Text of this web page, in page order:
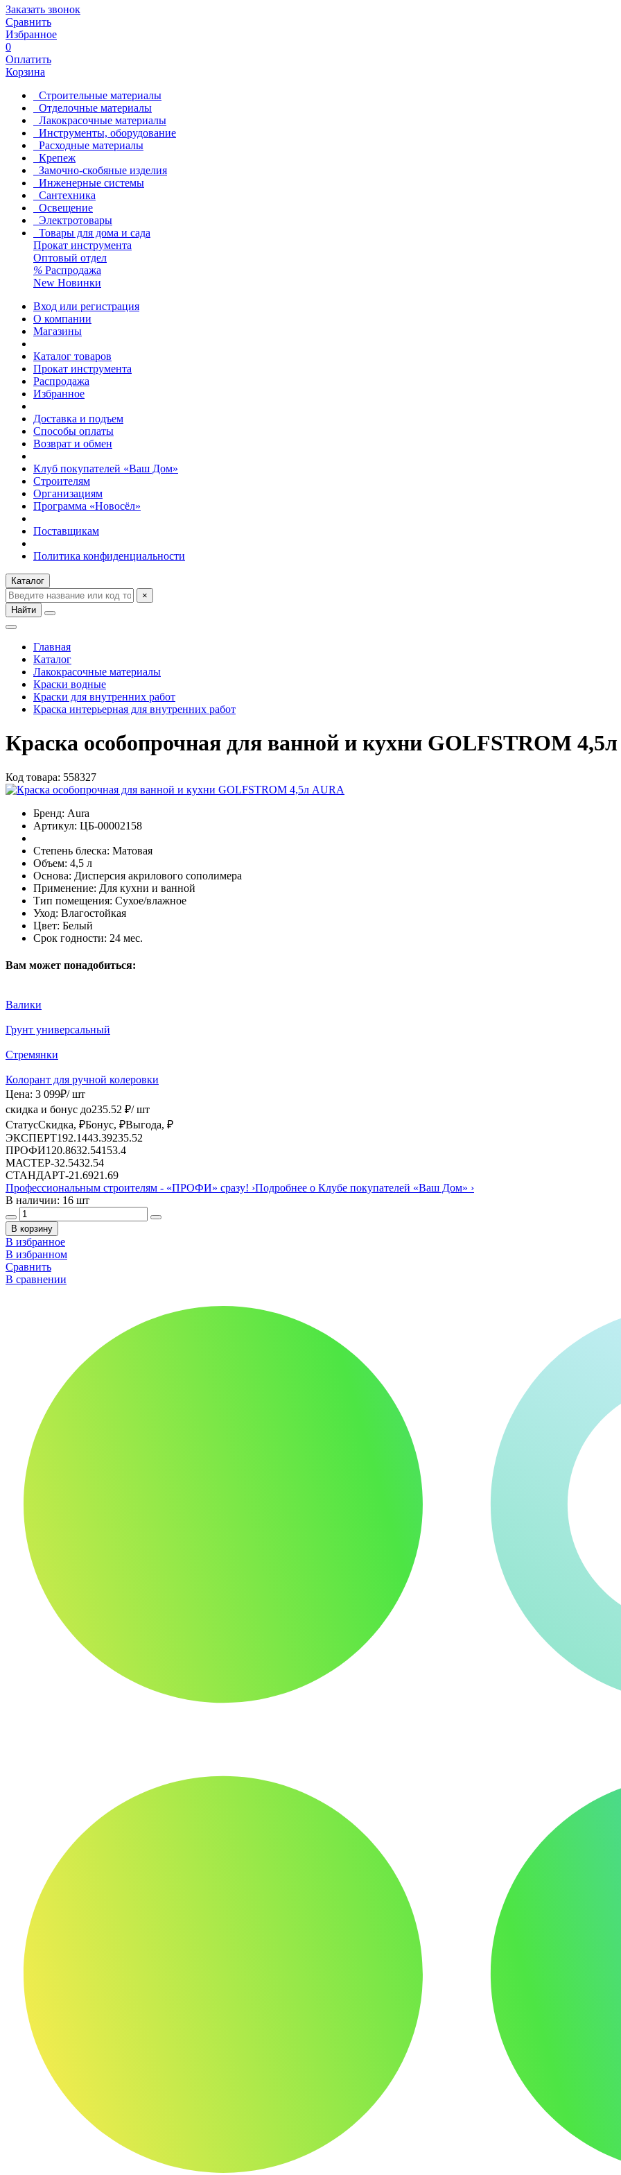
Заказать звонок
Сравнить
Избранное
0
Оплатить
Корзина
Строительные материалы
Отделочные материалы
Лакокрасочные материалы
Инструменты, оборудование
Расходные материалы
Крепеж
Замочно-скобяные изделия
Инженерные системы
Сантехника
Освещение
Электротовары
Товары для дома и сада
Прокат инструмента
Оптовый отдел
% Распродажа
New Новинки
Вход или регистрация
О компании
Магазины
Каталог товаров
Прокат инструмента
Распродажа
Избранное
Доставка и подъем
Способы оплаты
Возврат и обмен
Клуб покупателей «Ваш Дом»
Строителям
Организациям
Программа «Новосёл»
Поставщикам
Политика конфиденциальности
Каталог
×
Найти
Главная
Каталог
Лакокрасочные материалы
Краски водные
Краски для внутренних работ
Краска интерьерная для внутренних работ
Краска особопрочная для ванной и кухни GOLFSTROM
Код товара: 558327
Бренд: Aura
Артикул: ЦБ-00002158
Степень блеска: Матовая
Объем: 4,5 л
Основа: Дисперсия акрилового сополимера
Применение: Для кухни и ванной
Тип помещения: Сухое/влажное
Уход: Влагостойкая
Цвет: Белый
Срок годности: 24 мес.
Вам может понадобиться:
Валики
Грунт универсальный
Стремянки
Колорант для ручной колеровки
Цена: 3 099₽/ шт
скидка и бонус до235.52 ₽/ шт
СтатусСкидка, ₽Бонус, ₽Выгода, ₽
ЭКСПЕРТ192.1443.39235.52
ПРОФИ120.8632.54153.4
МАСТЕР-32.5432.54
СТАНДАРТ-21.6921.69
Профессиональным строителям - «ПРОФИ» сразу! ›Подробнее о Клубе покупателей «Ваш Дом» ›
В наличии: 16 шт
В корзину
В избранное
В избранном
Сравнить
В сравнении